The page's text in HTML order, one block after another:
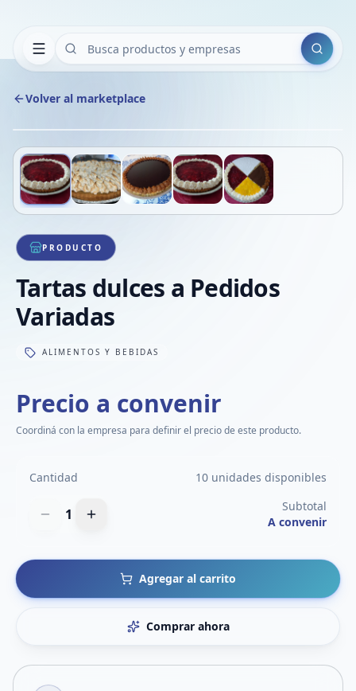
Buscar
Volver al marketplace
1/5
PRODUCTO
Tartas dulces a Pedidos
Variadas
ALIMENTOS Y BEBIDAS
Precio a convenir
Coordiná con la empresa para definir el precio de este producto.
Cantidad 10 unidades disponibles
1
Subtotal
A convenir
Agregar al carrito
Comprar ahora